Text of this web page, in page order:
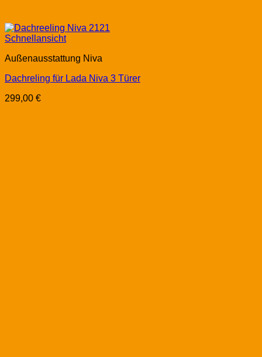
Schnellansicht
Außenausstattung Niva
Dachreling für Lada Niva 3 Türer
299,00 €